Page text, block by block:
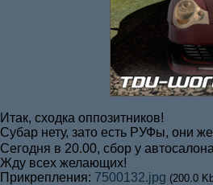
Итак, сходка оппозитников!
Субар нету, зато есть РУФы, они
Сегодня в 20.00, сбор у
Жду всех желающих!
Прикрепления: 7500132.jpg (200.0